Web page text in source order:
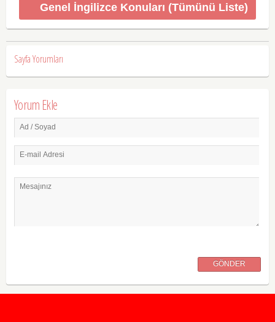
Genel İngilizce Konuları (Tümünü Liste)
Sayfa Yorumları
Yorum Ekle
Ad / Soyad
E-mail Adresi
Mesajınız
GÖNDER